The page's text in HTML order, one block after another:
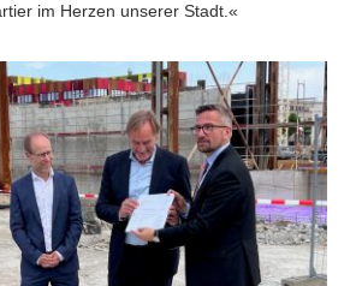
im Herzen unserer Stadt.«